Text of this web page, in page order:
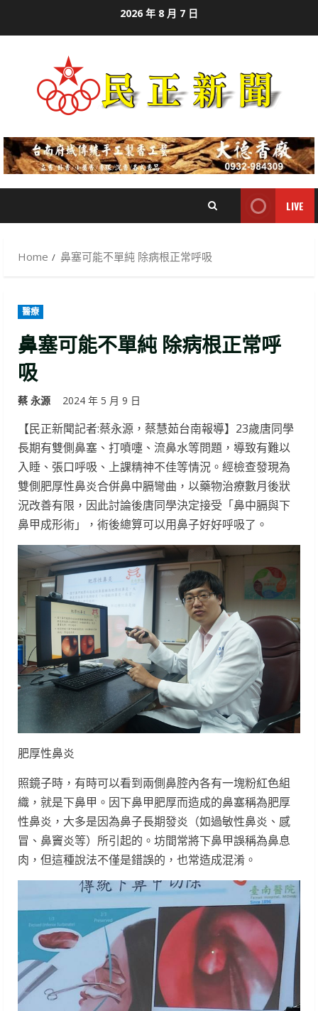
2026 年 8 月 7 日
LIVE
Home 鼻塞可能不單純 除病根正常呼吸
醫療
鼻塞可能不單純 除病根正常呼
吸
蔡 永源 2024 年 5 月 9 日
【民正新聞記者:蔡永源，蔡慧茹台南報導】23歲唐同學
長期有雙側鼻塞、打噴嚏、流鼻水等問題，導致有難以
入睡、張口呼吸、上課精神不佳等情況。經檢查發現為
雙側肥厚性鼻炎合併鼻中膈彎曲，以藥物治療數月後狀
況改善有限，因此討論後唐同學決定接受「鼻中膈與下
鼻甲成形術」，術後總算可以用鼻子好好呼吸了。
肥厚性鼻炎
照鏡子時，有時可以看到兩側鼻腔內各有一塊粉紅色組
織，就是下鼻甲。因下鼻甲肥厚而造成的鼻塞稱為肥厚
性鼻炎，大多是因為鼻子長期發炎（如過敏性鼻炎、感
冒、鼻竇炎等）所引起的。坊間常將下鼻甲誤稱為鼻息
肉，但這種說法不僅是錯誤的，也常造成混淆。